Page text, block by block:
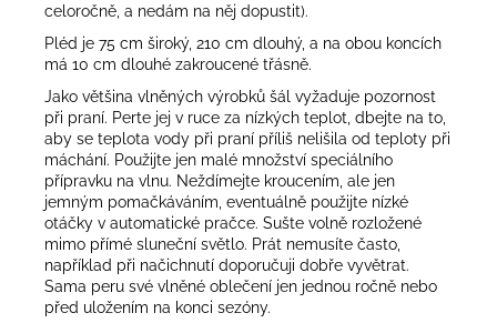
celoročně, a nedám na něj dopustit).
Pléd je 75 cm široký, 210 cm dlouhý, a na obou koncích
má 10 cm dlouhé zakroucené třásně.
Jako většina vlněných výrobků šál vyžaduje pozornost
při praní. Perte jej v ruce za nízkých teplot, dbejte na to,
aby se teplota vody při praní příliš nelišila od teploty při
máchání. Použijte jen malé množství speciálního
přípravku na vlnu. Neždímejte kroucením, ale jen
jemným pomačkáváním, eventuálně použijte nízké
otáčky v automatické pračce. Sušte volně rozložené
mimo přímé sluneční světlo. Prát nemusíte často,
například při načichnutí doporučuji dobře vyvětrat.
Sama peru své vlněné oblečení jen jednou ročně nebo
před uložením na konci sezóny.